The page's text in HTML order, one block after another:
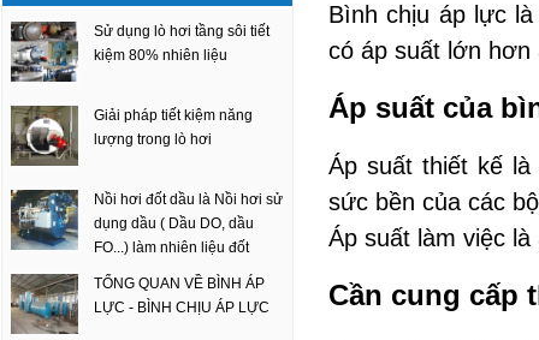
Sử dụng lò hơi tầng sôi tiết
kiệm 80% nhiên liệu
Giải pháp tiết kiệm năng
lượng trong lò hơi
Nồi hơi đốt dầu là Nồi hơi sử
dụng dầu ( Dầu DO, dầu
FO...) làm nhiên liệu đốt
TỔNG QUAN VỀ BÌNH ÁP
LỰC - BÌNH CHỊU ÁP LỰC
Bình chịu áp lực
có áp suất lớn hơn
Áp suất của
Áp suất thiết kế
sức bền của các
Áp suất làm việc
Cần cung cấp